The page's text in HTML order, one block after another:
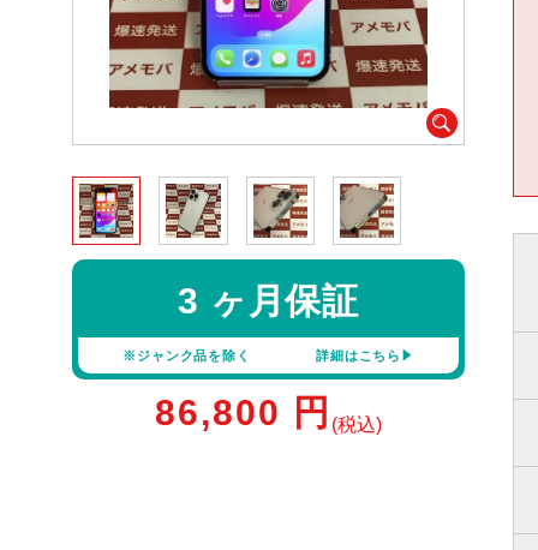
3 ヶ月保証
※ジャンク品を除く 詳細はこちら
86,800 円 (税込)